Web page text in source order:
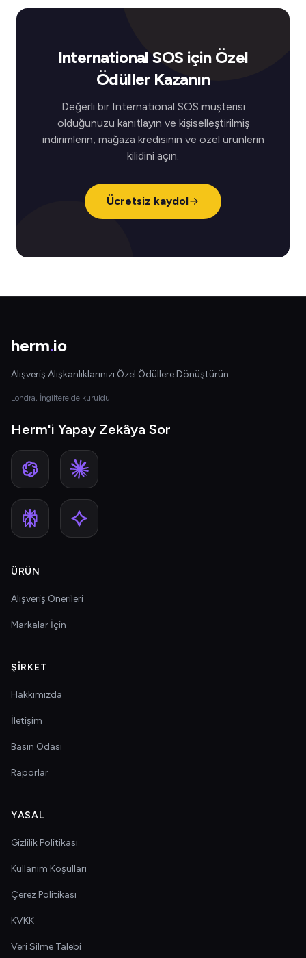
International SOS için Özel
Ödüller Kazanın
Değerli bir International SOS müşterisi
olduğunuzu kanıtlayın ve kişiselleştirilmiş
indirimlerin, mağaza kredisinin ve özel ürünlerin
kilidini açın.
Ücretsiz kaydol
herm.io
Alışveriş Alışkanlıklarınızı Özel Ödüllere Dönüştürün
Londra, İngiltere'de kuruldu
Herm'i Yapay Zekâya Sor
ÜRÜN
Alışveriş Önerileri
Markalar İçin
ŞIRKET
Hakkımızda
İletişim
Basın Odası
Raporlar
YASAL
Gizlilik Politikası
Kullanım Koşulları
Çerez Politikası
KVKK
Veri Silme Talebi